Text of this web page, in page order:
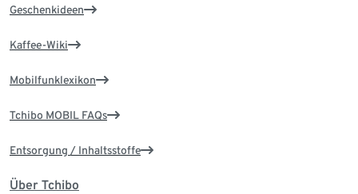
Geschenkideen
Kaffee-Wiki
Mobilfunklexikon
Tchibo MOBIL FAQs
Entsorgung / Inhaltsstoffe
Über Tchibo